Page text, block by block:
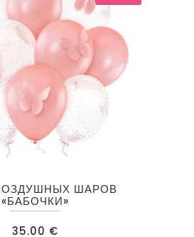
ШАРОВ
«БАБОЧКИ»
35.00 €